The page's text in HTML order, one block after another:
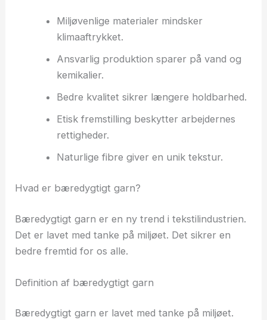
Miljøvenlige materialer mindsker
klimaaftrykket.
Ansvarlig produktion sparer på vand og
kemikalier.
Bedre kvalitet sikrer længere holdbarhed.
Etisk fremstilling beskytter arbejdernes
rettigheder.
Naturlige fibre giver en unik tekstur.
Hvad er bæredygtigt garn?
Bæredygtigt garn er en ny trend i tekstilindustrien.
Det er lavet med tanke på miljøet. Det sikrer en
bedre fremtid for os alle.
Definition af bæredygtigt garn
Bæredygtigt garn er lavet med tanke på miljøet.